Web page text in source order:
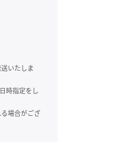
いたしま
時指定をし
場合がござ